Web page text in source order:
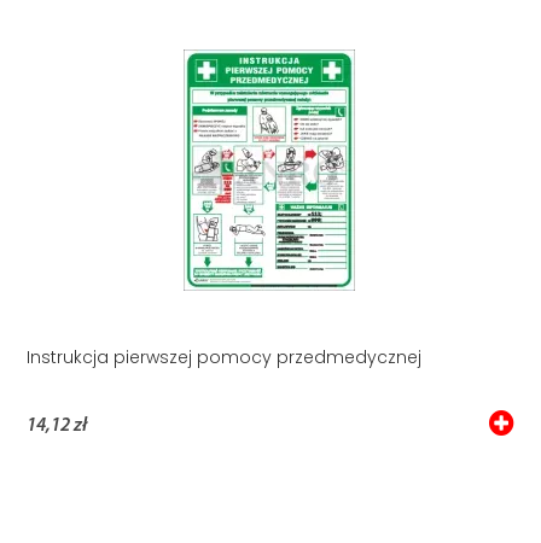
Instrukcja pierwszej pomocy przedmedycznej
14,12 zł